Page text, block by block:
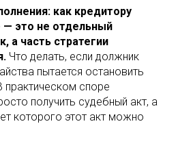
как кредитору
это не отдельный
а часть стратегии
Что делать, если должник
пытается остановить
практическом споре
получить судебный акт, а
которого этот акт можно